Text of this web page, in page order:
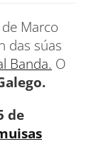
Marco
das súas
Banda. O
de